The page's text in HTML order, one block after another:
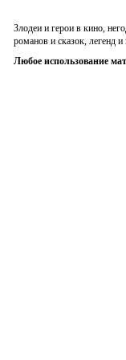
Злодеи и герои в кино,
романов и сказок, легенд
Любое использование